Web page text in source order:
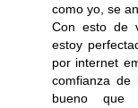
como yo, se
Con esto de
estoy
por internet
comfianza de
bueno que